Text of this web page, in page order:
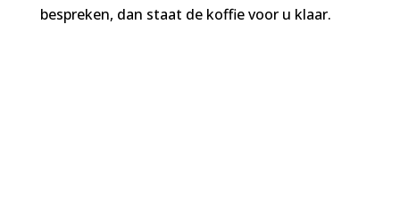
bespreken, dan staat de koffie voor u klaar.